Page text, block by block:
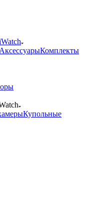
АксессуарыКомплекты
Купольные